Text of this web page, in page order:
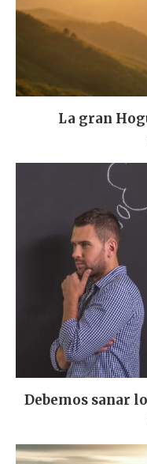
La gran
Debemos sanar